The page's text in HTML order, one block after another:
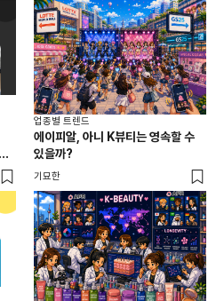
업종별 트렌드
에이피알, 아니 K뷰티는 영속할 수
있을까?
기묘한